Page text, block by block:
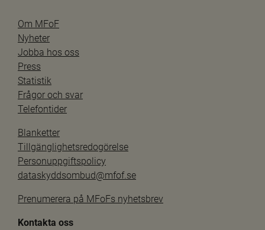
Om MFoF
Nyheter
Jobba hos oss
Press
Statistik
Frågor och svar
Telefontider
Blanketter
Tillgänglighetsredogörelse
Personuppgiftspolicy
dataskyddsombud@mfof.se
Prenumerera på MFoFs nyhetsbrev
Kontakta oss